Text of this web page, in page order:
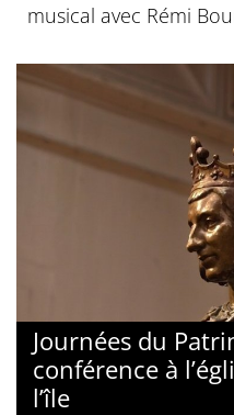
musical avec Rémi
Journées du
conférence à
l’île